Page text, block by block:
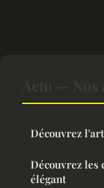
Découvrez
Découvrez les
élégant